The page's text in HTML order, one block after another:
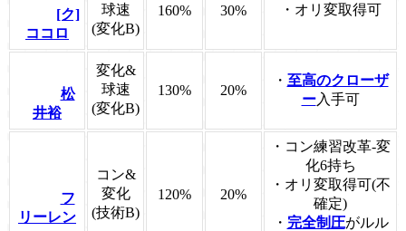
[ク]
ココロ
球速
(変化B)
160% 30% ・オリ変取得可
松
井裕
変化&
球速
(変化B)
130% 20%
・ 至高のクローザ
ー入手可
フ
リーレン
コン&
変化
(技術B)
120% 20%
・コン練習改革-変
化6持ち
・オリ変取得可(不
確定)
・ 完全制圧がルル